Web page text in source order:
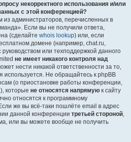
некорректного использования и/или
с этой конференцией?
администраторов, перечисленных в
Если вы не получили ответа,
(сделайте whois lookup) или, если
домене (например, chat.ru,
руководством или техподдержкой данного
не имеет никакого контроля над
нести никакой ответственности за то,
используется. Не обращайтесь к phpBB
(о приостановке работы конференции,
которые не относятся напрямую к сайту
относятся к программному
же вы всё-таки пошлёте email в адрес
данной конференции третьей стороной,
или вы можете вообще не получить